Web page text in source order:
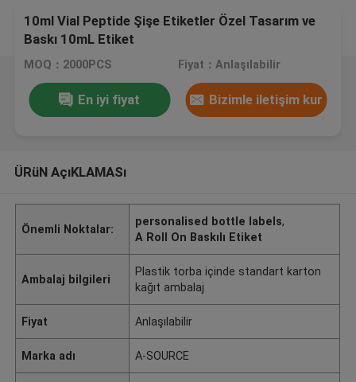
10ml Vial Peptide Şişe Etiketler Özel Tasarım ve
Baskı 10mL Etiket
MOQ：2000PCS Fiyat：Anlaşılabilir
En iyi fiyat Bizimle iletişim kur
ÜRüN AçıKLAMASı
Önemli Noktalar:
personalised bottle labels,
A Roll On Baskılı Etiket
Ambalaj bilgileri
Plastik torba içinde standart karton
kağıt ambalaj
Fiyat Anlaşılabilir
Marka adı A-SOURCE